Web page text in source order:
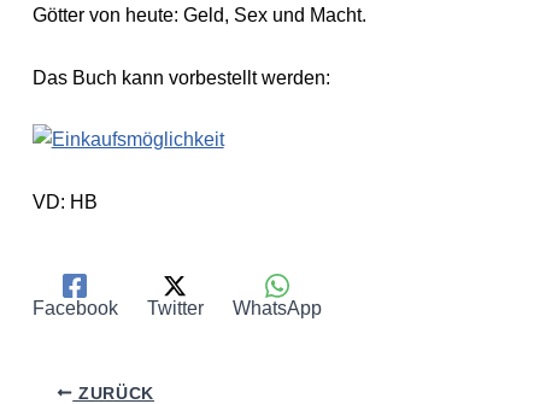
Götter von heute: Geld, Sex und Macht.
Das Buch kann vorbestellt werden:
VD: HB
Facebook Twitter WhatsApp
ZURÜCK